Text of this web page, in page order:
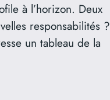
à l’horizon. Deux
responsabilités ?
un tableau de la